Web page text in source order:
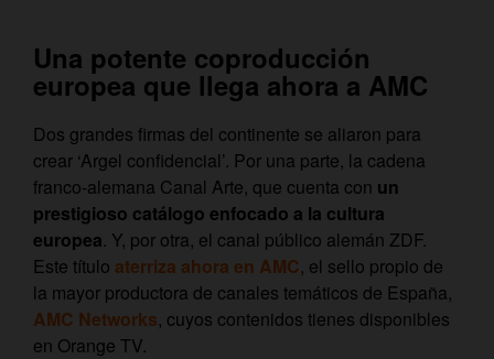
Una potente coproducción
europea que llega ahora a AMC
Dos grandes firmas del continente se aliaron para
crear ‘Argel confidencial’. Por una parte, la cadena
franco-alemana Canal Arte, que cuenta con un
prestigioso catálogo enfocado a la cultura
europea. Y, por otra, el canal público alemán ZDF.
Este título aterriza ahora en AMC, el sello propio de
la mayor productora de canales temáticos de España,
AMC Networks, cuyos contenidos tienes disponibles
en Orange TV.